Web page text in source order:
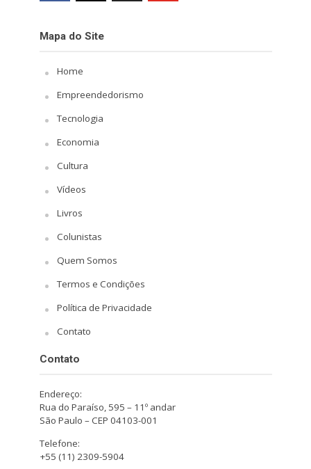
Mapa do Site
Home
Empreendedorismo
Tecnologia
Economia
Cultura
Vídeos
Livros
Colunistas
Quem Somos
Termos e Condições
Política de Privacidade
Contato
Contato
Endereço:
Rua do Paraíso, 595 – 11º andar
São Paulo – CEP 04103-001
Telefone:
+55 (11) 2309-5904